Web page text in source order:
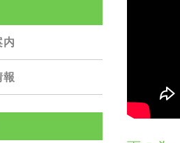
内
報